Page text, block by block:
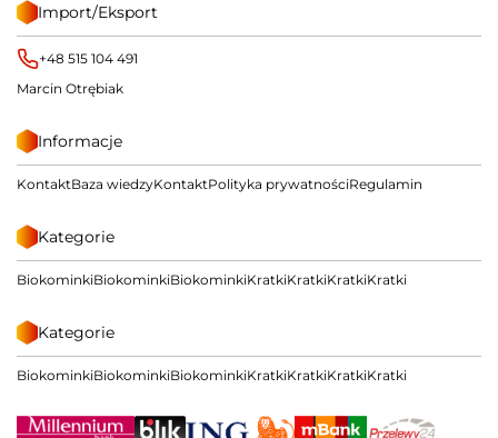
Import/Eksport
+48 515 104 491
Marcin Otrębiak
Informacje
KontaktBaza wiedzyKontaktPolityka prywatnościRegulamin
Kategorie
BiokominkiBiokominkiBiokominkiKratkiKratkiKratkiKratki
Kategorie
BiokominkiBiokominkiBiokominkiKratkiKratkiKratkiKratki